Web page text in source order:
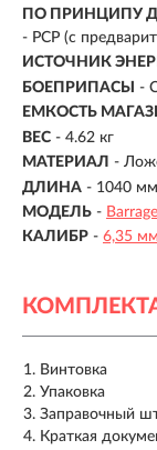
ПО ПРИНЦИПУ
- PCP (с
ИСТОЧНИК
БОЕПРИПАСЫ
-
ЕМКОСТЬ
ВЕС - 4.62 кг
МАТЕРИАЛ -
ДЛИНА - 1040 мм
МОДЕЛЬ - Barrage
КАЛИБР - 6,35 мм
Винтовка
Упаковка
Заправочный
Краткая